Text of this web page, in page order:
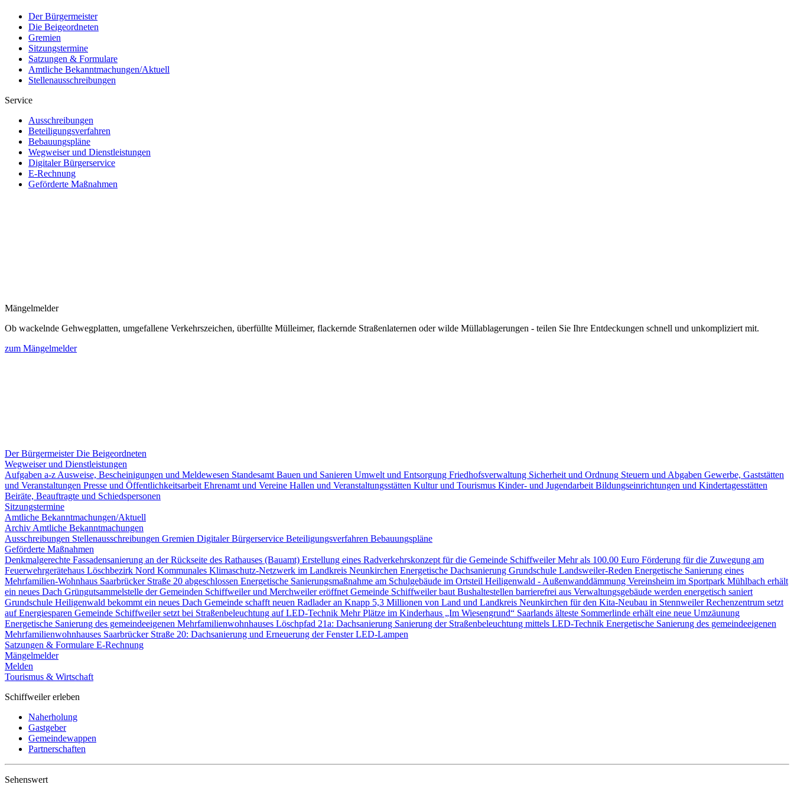
Der Bürgermeister
Die Beigeordneten
Gremien
Sitzungstermine
Satzungen & Formulare
Amtliche Bekanntmachungen/Aktuell
Stellenausschreibungen
Service
Ausschreibungen
Beteiligungsverfahren
Bebauungspläne
Wegweiser und Dienstleistungen
Digitaler Bürgerservice
E-Rechnung
Geförderte Maßnahmen
Mängelmelder
Ob wackelnde Gehwegplatten, umgefallene Verkehrszeichen, überfüllte Mülleimer, flackernde Straßenlaternen oder wilde Müllablagerungen - teilen Sie Ihre Entdeckungen schnell und unkompliziert mit.
zum Mängelmelder
Der BürgermeisterDie Beigeordneten
Wegweiser und Dienstleistungen
Aufgaben a-z Ausweise, Bescheinigungen und Meldewesen Standesamt Bauen und Sanieren Umwelt und Entsorgung Friedhofsverwaltung Sicherheit und Ordnung Steuern und Abgaben Gewerbe, Gaststätten
und Veranstaltungen Presse und Öffentlichkeitsarbeit Ehrenamt und Vereine Hallen und Veranstaltungsstätten Kultur und Tourismus Kinder- und Jugendarbeit Bildungseinrichtungen und Kindertagesstätten
Beiräte, Beauftragte und Schiedspersonen
Sitzungstermine
Amtliche Bekanntmachungen/Aktuell
Archiv Amtliche Bekanntmachungen
Ausschreibungen Stellenausschreibungen Gremien Digitaler Bürgerservice Beteiligungsverfahren Bebauungspläne
Geförderte Maßnahmen
Denkmalgerechte Fassadensanierung an der Rückseite des Rathauses (Bauamt) Erstellung eines Radverkehrskonzept für die Gemeinde SchiffweilerMehr als 100.00 Euro Förderung für die Zuwegung am
Feuerwehrgerätehaus Löschbezirk Nord Kommunales Klimaschutz-Netzwerk im Landkreis Neunkirchen Energetische Dachsanierung Grundschule Landsweiler-Reden Energetische Sanierung eines
Mehrfamilien-Wohnhaus Saarbrücker Straße 20 abgeschlossen Energetische Sanierungsmaßnahme am Schulgebäude im Ortsteil Heiligenwald - Außenwanddämmung Vereinsheim im Sportpark Mühlbach erhält
ein neues Dach Grüngutsammelstelle der Gemeinden Schiffweiler und Merchweiler eröffnet Gemeinde Schiffweiler baut Bushaltestellen barrierefrei aus Verwaltungsgebäude werden energetisch saniert
Grundschule Heiligenwald bekommt ein neues Dach Gemeinde schafft neuen Radlader an Knapp 5,3 Millionen von Land und Landkreis Neunkirchen für den Kita-Neubau in StennweilerRechenzentrum setzt
auf Energiesparen Gemeinde Schiffweiler setzt bei Straßenbeleuchtung auf LED-Technik Mehr Plätze im Kinderhaus „Im Wiesengrund“ Saarlands älteste Sommerlinde erhält eine neue Umzäunung
Energetische Sanierung des gemeindeeigenen Mehrfamilienwohnhauses Löschpfad 21a: Dachsanierung Sanierung der Straßenbeleuchtung mittels LED-Technik Energetische Sanierung des gemeindeeigenen
Mehrfamilienwohnhauses Saarbrücker Straße 20: Dachsanierung und Erneuerung der FensterLED-Lampen
Satzungen & Formulare E-Rechnung
Mängelmelder
Melden
Tourismus & Wirtschaft
Schiffweiler erleben
Naherholung
Gastgeber
Gemeindewappen
Partnerschaften
Sehenswert